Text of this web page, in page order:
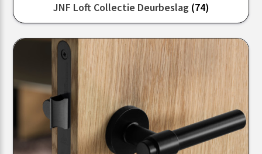
JNF Loft Collectie Deurbeslag (74)